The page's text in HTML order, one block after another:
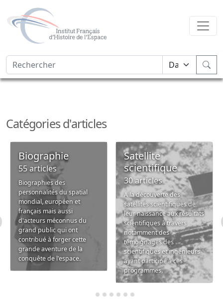
Catégories d'articles
Biographie
55 articles
Biographies des
personnalités du spatial
mondial, européen et
français mais aussi
d'acteurs méconnus du
grand public qui ont
contribué à forger cette
grande aventure de la
conquête de l'espace.
Satellite
scientifique
30 articles
A la découverte des
satellites scientifiques de
leur naissance aux résultats
scientifiques à travers
notamment des
témoignages des
scientifiques et ingénieurs
ayant participé à ces
programmes.